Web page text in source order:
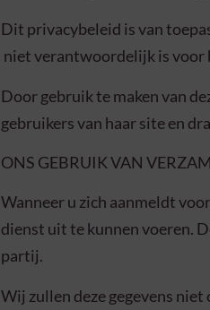
Dit privacybeleid is van
niet verantwoordelijk is voor
Door gebruik te maken van
gebruikers van haar site en
ONS GEBRUIK VAN
Wanneer u zich aanmeldt
dienst uit te kunnen voeren.
partij.
Wij zullen deze gegevens